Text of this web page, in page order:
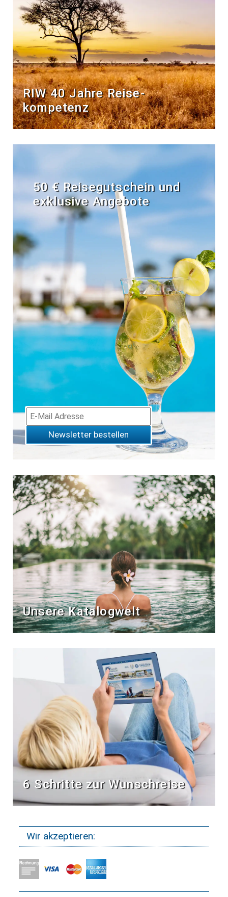
RIW 40 Jahre Reise­
kompetenz
50 € Reisegutschein und
exklusive Angebote
Newsletter bestellen
Unsere Katalogwelt
6 Schritte zur Wunschreise
Wir akzeptieren: